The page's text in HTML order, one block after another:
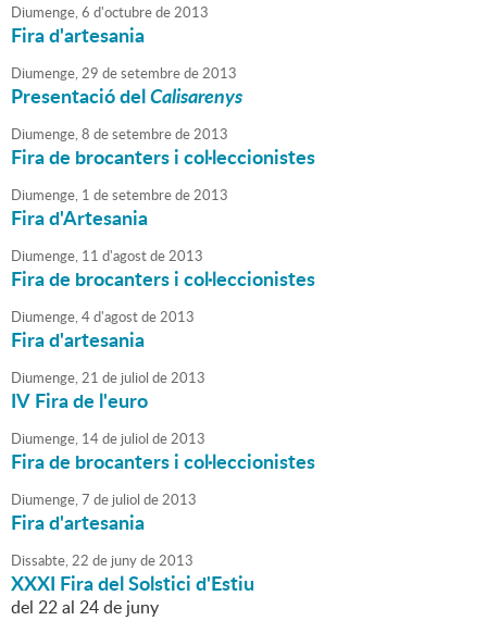
Diumenge,6 d'octubrede2013
Fira d'artesania
Diumenge,29 desetembrede2013
Presentació delCalisarenys
Diumenge,8 desetembrede2013
Fira de brocanters i col·leccionistes
Diumenge, 1 desetembrede2013
Fira d'Artesania
Diumenge, 11 d'agostde2013
Fira de brocanters i col·leccionistes
Diumenge,4d'agostde2013
Fira d'artesania
Diumenge,21 de juliol de2013
IV Fira de l'euro
Diumenge, 14de juliol de2013
Fira de brocanters i col·leccionistes
Diumenge,7 de juliol de2013
Fira d'artesania
Dissabte,22 de junyde2013
XXXI Fira del Solstici d'Estiu
del 22 al 24 de juny